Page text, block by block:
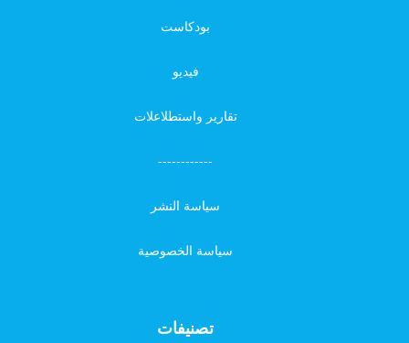
بودكاست
فيديو
تقارير واستطلاعلات
------------
سياسة النشر
سياسة الخصوصية
تصنيفات